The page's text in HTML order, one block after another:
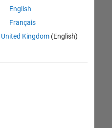
English
Français
United Kingdom(English)